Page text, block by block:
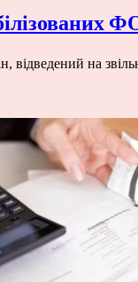
відведений на